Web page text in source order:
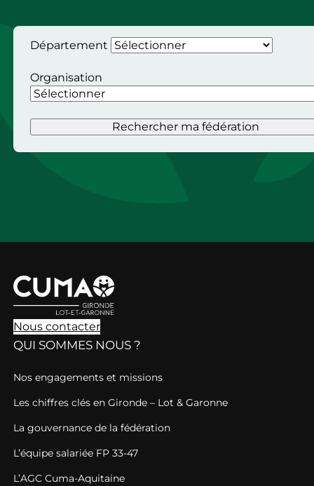
Département
Organisation
Rechercher ma fédération
Nous contacter
QUI SOMMES NOUS ?
Nos engagements et missions
Les chiffres clés en Gironde – Lot & Garonne
La gouvernance de la fédération
L’équipe salariée FP 33-47
L’AGC Cuma-Aquitaine